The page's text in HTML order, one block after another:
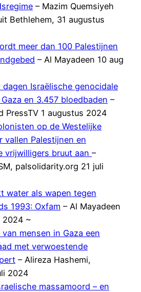
– Mazim Quemsiyeh
Bethlehem, 31 augustus
meer dan 100 Palestijnen
– Al Mayadeen 10 aug
Israëlische genocidale
en 3.457 bloedbaden –
PressTV 1 augustus 2024
op de Westelijke
vallen Palestijnen en
vrijwilligers bruut aan –
palsolidarity.org 21 juli
water als wapen tegen
1993: Oxfam – Al Mayadeen
2024 ~
mensen in Gaza een
met verwoestende
– Alireza Hashemi,
2024
massamoord – en